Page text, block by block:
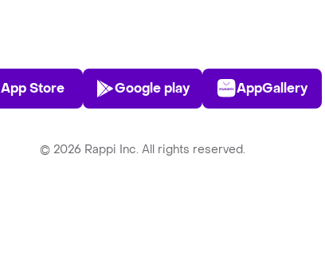
App Store
App Store
Play Store
Google play
AppGallery
AppGallery
© 2026 Rappi Inc. All rights reserved.